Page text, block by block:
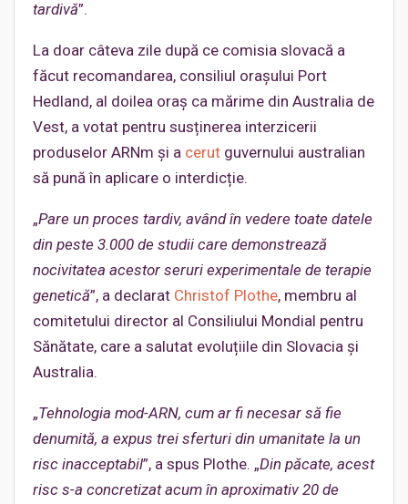
tardivă”.
La doar câteva zile după ce comisia slovacă a
făcut recomandarea, consiliul orașului Port
Hedland, al doilea oraș ca mărime din Australia de
Vest, a votat pentru susținerea interzicerii
produselor ARNm și a cerut guvernului australian
să pună în aplicare o interdicție.
„Pare un proces tardiv, având în vedere toate datele
din peste 3.000 de studii care demonstrează
nocivitatea acestor seruri experimentale de terapie
genetică”, a declarat Christof Plothe, membru al
comitetului director al Consiliului Mondial pentru
Sănătate, care a salutat evoluțiile din Slovacia și
Australia.
„Tehnologia mod-ARN, cum ar fi necesar să fie
denumită, a expus trei sferturi din umanitate la un
risc inacceptabil”, a spus Plothe. „Din păcate, acest
risc s-a concretizat acum în aproximativ 20 de